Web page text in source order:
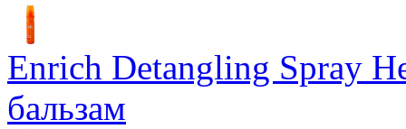
Enrich Detangling Spray
бальзам